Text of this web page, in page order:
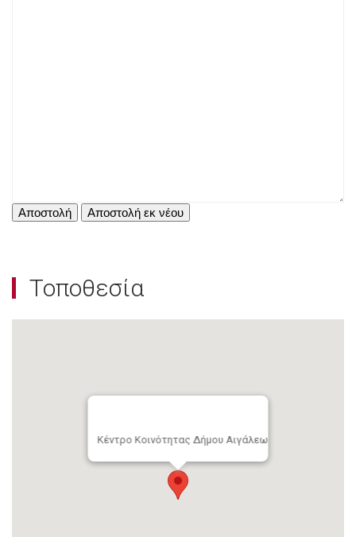
Τοποθεσία
Κέντρο Κοινότητας Δήμου Αιγάλεω